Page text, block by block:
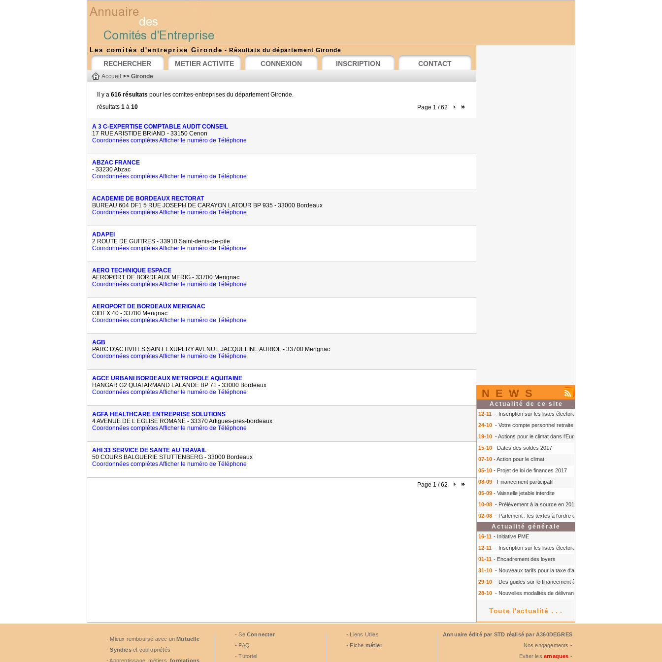
NEWS
Actualité de ce site
12-11 - Inscription sur les listes électorales : comment faire ?
24-10 - Votre compte personnel retraite sur info-retraite.fr
19-10 - Actions pour le climat dans l'Europe
15-10 - Dates des soldes 2017
07-10 - Action pour le climat
05-10 - Projet de loi de finances 2017
08-09 - Financement participatif
05-09 - Vaisselle jetable interdite
10-08 - Prélèvement à la source en 2018
02-08 - Parlement : les textes à l'ordre du jour à l'automne 2016
Actualité générale
16-11 - Initiative PME
12-11 - Inscription sur les listes électorales : comment faire ?
01-11 - Encadrement des loyers
31-10 - Nouveaux tarifs pour la taxe d'aéroport
29-10 - Des guides sur le financement à court terme des TPE
28-10 - Nouvelles modalités de délivrance du Certiphyto
Toute l'actualité . . .
Les comités d'entreprise Gironde - Résultats du département Gironde
RECHERCHER METIER ACTIVITE CONNEXION INSCRIPTION CONTACT
Accueil >> Gironde
Il y a 616 résultats pour les comites-entreprises du département Gironde.
Page 1 / 62
résultats 1 à 10
A 3 C-EXPERTISE COMPTABLE AUDIT CONSEIL
17 RUE ARISTIDE BRIAND - 33150 Cenon
Coordonnées complètesAfficher le numéro de Téléphone
ABZAC FRANCE
- 33230 Abzac
Coordonnées complètesAfficher le numéro de Téléphone
ACADEMIE DE BORDEAUX RECTORAT
BUREAU 604 DF1 5 RUE JOSEPH DE CARAYON LATOUR BP 935 - 33000 Bordeaux
Coordonnées complètesAfficher le numéro de Téléphone
ADAPEI
2 ROUTE DE GUITRES - 33910 Saint-denis-de-pile
Coordonnées complètesAfficher le numéro de Téléphone
AERO TECHNIQUE ESPACE
AEROPORT DE BORDEAUX MERIG - 33700 Merignac
Coordonnées complètesAfficher le numéro de Téléphone
AEROPORT DE BORDEAUX MERIGNAC
CIDEX 40 - 33700 Merignac
Coordonnées complètesAfficher le numéro de Téléphone
AGB
PARC D'ACTIVITES SAINT EXUPERY AVENUE JACQUELINE AURIOL - 33700 Merignac
Coordonnées complètesAfficher le numéro de Téléphone
AGCE URBANI BORDEAUX METROPOLE AQUITAINE
HANGAR G2 QUAI ARMAND LALANDE BP 71 - 33000 Bordeaux
Coordonnées complètesAfficher le numéro de Téléphone
AGFA HEALTHCARE ENTREPRISE SOLUTIONS
4 AVENUE DE L EGLISE ROMANE - 33370 Artigues-pres-bordeaux
Coordonnées complètesAfficher le numéro de Téléphone
AHI 33 SERVICE DE SANTE AU TRAVAIL
50 COURS BALGUERIE STUTTENBERG - 33000 Bordeaux
Coordonnées complètesAfficher le numéro de Téléphone
Page 1 / 62
- Mieux remboursé avec unMutuelle
-Syndicset copropriétés
- Apprentissage, métiers,formations
- Se Connecter
- FAQ
- Tutoriel
- Liens Utiles
- Fiche métier
Annuaire édité par STD réalisé par A360DEGRES
Nos engagements -
Eviter les arnaques -